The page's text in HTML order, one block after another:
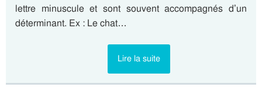
lettre minuscule et sont souvent accompagnés d’un
déterminant. Ex : Le chat…
Lire la suite